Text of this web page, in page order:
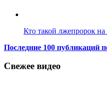
Кто такой лжепророк на
Последние 100 публикаций
Свежее видео